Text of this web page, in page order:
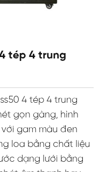
tép 4 trung
4 tép 4 trung
gọn gàng, hình
gam màu đen
loa bằng chất liệu
dạng lưới bằng